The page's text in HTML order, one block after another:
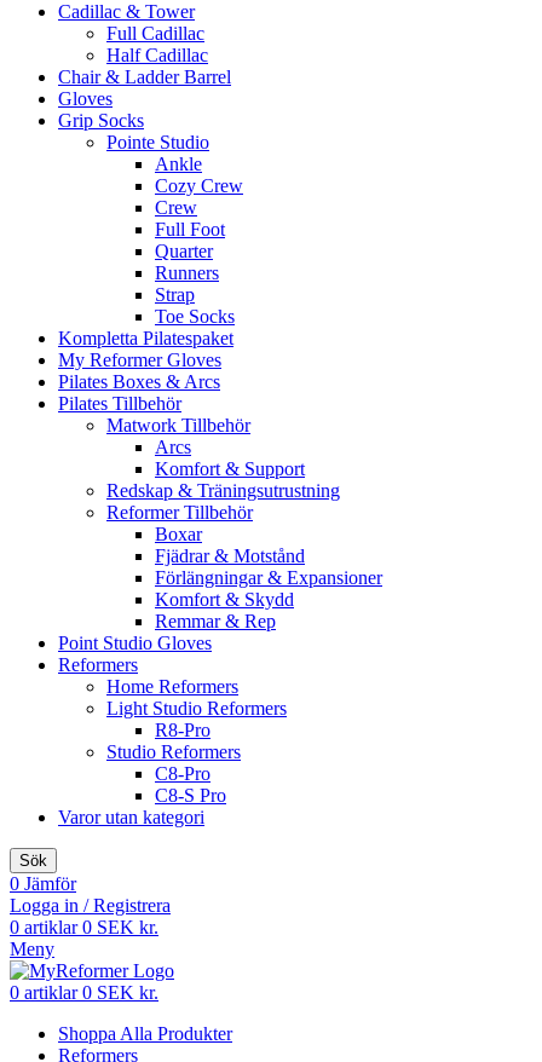
Cadillac & Tower
Full Cadillac
Half Cadillac
Chair & Ladder Barrel
Gloves
Grip Socks
Pointe Studio
Ankle
Cozy Crew
Crew
Full Foot
Quarter
Runners
Strap
Toe Socks
Kompletta Pilatespaket
My Reformer Gloves
Pilates Boxes & Arcs
Pilates Tillbehör
Matwork Tillbehör
Arcs
Komfort & Support
Redskap & Träningsutrustning
Reformer Tillbehör
Boxar
Fjädrar & Motstånd
Förlängningar & Expansioner
Komfort & Skydd
Remmar & Rep
Point Studio Gloves
Reformers
Home Reformers
Light Studio Reformers
R8-Pro
Studio Reformers
C8-Pro
C8-S Pro
Varor utan kategori
Sök
0 Jämför
Logga in / Registrera
0 artiklar0 SEK kr.
Meny
0 artiklar0 SEK kr.
Shoppa Alla Produkter
Reformers